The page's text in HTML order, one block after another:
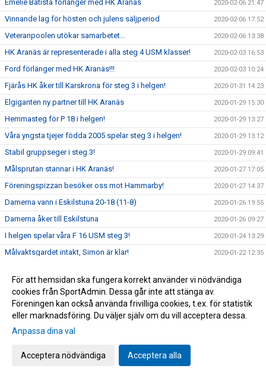
Emelie Batista förlänger med HK Aranäs 2020-02-06 21:47
Vinnande lag för hösten och julens säljperiod 2020-02-06 17:52
Veteranpoolen utökar samarbetet... 2020-02-06 13:38
HK Aranäs är representerade i alla steg 4 USM klasser! 2020-02-03 16:53
Ford förlänger med HK Aranäs!!! 2020-02-03 10:24
Fjärås HK åker till Karskrona för steg 3 i helgen! 2020-01-31 14:23
Elgiganten ny partner till HK Aranäs 2020-01-29 15:30
Hemmasteg för P 18 i helgen! 2020-01-29 13:27
Våra yngsta tjejer födda 2005 spelar steg 3 i helgen! 2020-01-29 13:12
Stabil gruppseger i steg 3! 2020-01-29 09:41
Målsprutan stannar i HK Aranäs! 2020-01-27 17:05
Föreningspizzan besöker oss mot Hammarby! 2020-01-27 14:37
Damerna vann i Eskilstuna 20-18 (11-8) 2020-01-26 19:55
Damerna åker till Eskilstuna 2020-01-26 09:27
I helgen spelar våra F 16 USM steg 3! 2020-01-24 13:29
Målvaktsgardet intakt, Simon är klar! 2020-01-22 12:35
Nytt USM steg i helgen, denna gången P 16! 2020-01-16 10:00
Idel gruppsegrar för våra lag i helgens USM! 2020-01-15 11:11
Aranäsare på tunga poster under EM! 2020-01-09 15:05
Niko Djordjevic + HK Aranäs = 2 nya år tillsammans!
Fyll Lillekärrshallen med Aranäsare!
För att hemsidan ska fungera korrekt använder vi nödvändiga
cookies från SportAdmin. Dessa går inte att stänga av.
Föreningen kan också använda frivilliga cookies, t.ex. för statistik
eller marknadsföring. Du väljer själv om du vill acceptera dessa.
Anpassa dina val
Acceptera nödvändiga Acceptera alla